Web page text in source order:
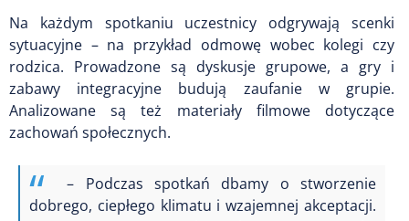
Na każdym spotkaniu uczestnicy odgrywają scenki
sytuacyjne – na przykład odmowę wobec kolegi czy
rodzica. Prowadzone są dyskusje grupowe, a gry i
zabawy integracyjne budują zaufanie w grupie.
Analizowane są też materiały filmowe dotyczące
zachowań społecznych.
– Podczas spotkań dbamy o stworzenie
dobrego, ciepłego klimatu i wzajemnej akceptacji.